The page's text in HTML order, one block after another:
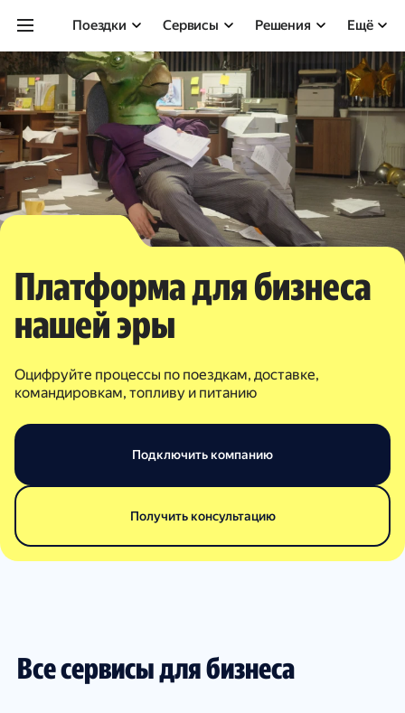
Поездки Сервисы Решения Ещё
Платформа для бизнеса
нашей эры
Оцифруйте процессы по поездкам, доставке,
командировкам, топливу и питанию
Подключить компанию
Получить консультацию
Все сервисы для бизнеса